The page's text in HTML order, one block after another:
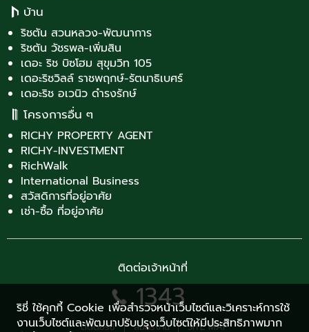
ริชี่ ใช้คุกกี้ Cookie เพื่อสำรวจหน้าเว็บไซต์และวิเคราะห์การใช้
งานเว็บไซต์และพัฒนาปรับปรุงเว็บไซต์ให้มีประสิทธิภาพมาก
บ้าน
ริชตัน สวนหลวง-พัฒนาการ
ริชตัน วัชรพล-เพิ่มสิน
เดอะ ริช บิซโฮม สุขุมวิท 105
เดอะริชวิลล์ ราชพฤกษ์-รัตนาธิเบศร์
เดอะริช อเวนิว ดำรงรักษ์
โครงการอื่น ๆ
RICHY PROPERTY AGENT
RICHY-INVESTMENT
RichWalk
International Business
สวัสดิการที่อยู่อาศัย
เช่า-ซื้อ ที่อยู่อาศัย
ติดต่อเจ้าหน้าที่
1343
ติดต่อริชี่ สมัครงาน SITE MAP